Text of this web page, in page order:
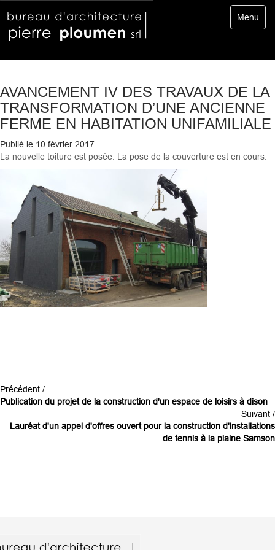
Toggle
Menu
AVANCEMENT IV DES TRAVAUX DE LA
TRANSFORMATION D’UNE ANCIENNE
FERME EN HABITATION UNIFAMILIALE
Publié le 10 février 2017
La nouvelle toiture est posée. La pose de la couverture est en cours.
Précédent /
Publication du projet de la construction d'un espace de loisirs à dison
Suivant /
Lauréat d'un appel d'offres ouvert pour la construction d'installations
de tennis à la plaine Samson